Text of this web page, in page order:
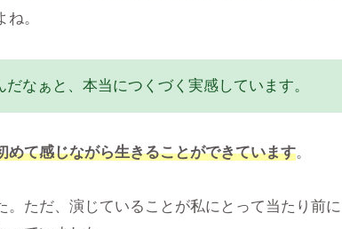
。
だなぁと、本当につくづく実感しています。
めて感じながら生きることができています。
ただ、演じていることが私にとって当たり前に